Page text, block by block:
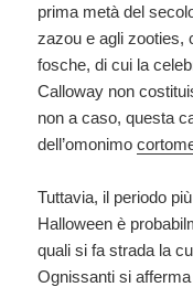
prima metà del
zazou e agli zooties,
fosche, di cui la
Calloway non
non a caso, questa
dell’omonimo
Tuttavia, il periodo
Halloween è
quali si fa strada la
Ognissanti si